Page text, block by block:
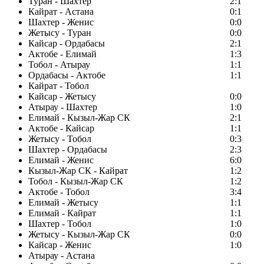
Кайрат - Астана
0:1
Шахтер - Женис
0:0
Жетысу - Туран
0:0
Кайсар - Ордабасы
2:1
Актобе - Елимай
1:3
Тобол - Атырау
1:1
Ордабасы - Актобе
1:1
Кайрат - Тобол
Кайсар - Жетысу
0:0
Атырау - Шахтер
1:0
Елимай - Кызыл-Жар СК
2:1
Актобе - Кайсар
1:1
Жетысу - Тобол
0:3
Шахтер - Ордабасы
2:3
Елимай - Женис
6:0
Кызыл-Жар СК - Кайрат
1:2
Тобол - Кызыл-Жар СК
1:2
Актобе - Тобол
3:4
Елимай - Жетысу
1:1
Елимай - Кайрат
1:1
Шахтер - Тобол
1:0
Жетысу - Кызыл-Жар СК
0:0
Кайсар - Женис
1:0
Атырау - Астана